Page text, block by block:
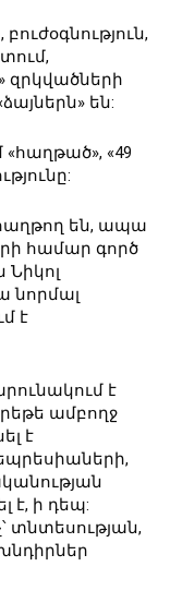
զրկվածների
են:
«հաղթած», «49
են, ապա
համար գործ
Նիկոլ
նորմալ
է
է
ամբողջ
է
է, ի դեպ:
տնտեսության,